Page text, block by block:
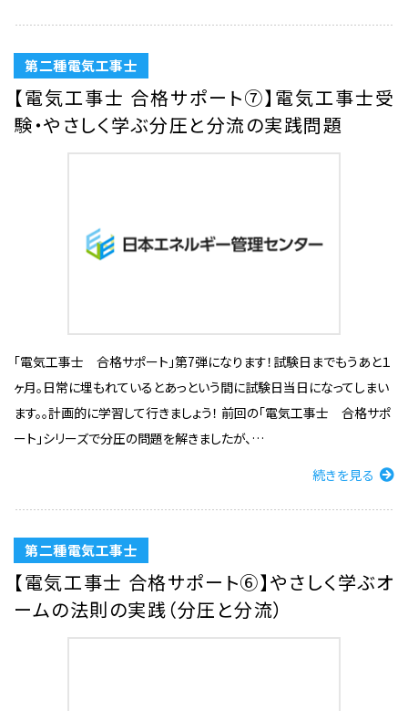
第二種電気工事士
【電気工事士 合格サポート⑦】電気工事士受
験・やさしく学ぶ分圧と分流の実践問題
「電気工事士 合格サポート」第7弾になります！試験日までもうあと１
ヶ月。日常に埋もれているとあっという間に試験日当日になってしまい
ます。。計画的に学習して行きましょう！ 前回の「電気工事士 合格サポ
ート」シリーズで分圧の問題を解きましたが、…
続きを見る
第二種電気工事士
【電気工事士 合格サポート⑥】やさしく学ぶオ
ームの法則の実践（分圧と分流）